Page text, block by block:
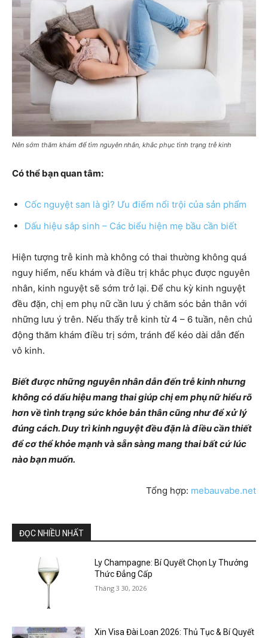
Nên sớm thăm khám để tìm nguyên nhân, khắc phục tình trạng trễ kinh
Có thể bạn quan tâm:
Cốc nguyệt san là gì? Ưu điểm nổi trội của sản phẩm
Dấu hiệu sắp sinh – Các biểu hiện mẹ bầu cần biết
Hiện tượng trễ kinh mà không có thai thường không quá
nguy hiểm, nếu khám và điều trị khắc phục được nguyên
nhân, kinh nguyệt sẽ sớm trở lại. Để chu kỳ kinh nguyệt
đều đặn, chị em phụ nữ cần lưu ý chăm sóc bản thân với
những lưu ý trên. Nếu thấy trễ kinh từ 4 – 6 tuần, nên chủ
động thăm khám điều trị sớm, tránh để kéo dài dẫn đến
vô kinh.
Biết được những nguyên nhân dẫn đến trễ kinh nhưng
không có dấu hiệu mang thai giúp chị em phụ nữ hiểu rõ
hơn về tình trạng sức khỏe bản thân cũng như để xử lý
đúng cách. Duy trì kinh nguyệt đều đặn là điều cần thiết
để cơ thể khỏe mạnh và sẵn sàng mang thai bất cứ lúc
nào bạn muốn.
Tổng hợp: mebauvabe.net
ĐỌC NHIỀU NHẤT
Ly Champagne: Bí Quyết Chọn Ly Thưởng
Thức Đẳng Cấp
Tháng 3 30, 2026
Xin Visa Đài Loan 2026: Thủ Tục & Bí Quyết